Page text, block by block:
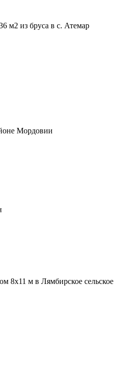
м2 из бруса в с. Атемар
Мордовии
8х11 м в Лямбирское сельское